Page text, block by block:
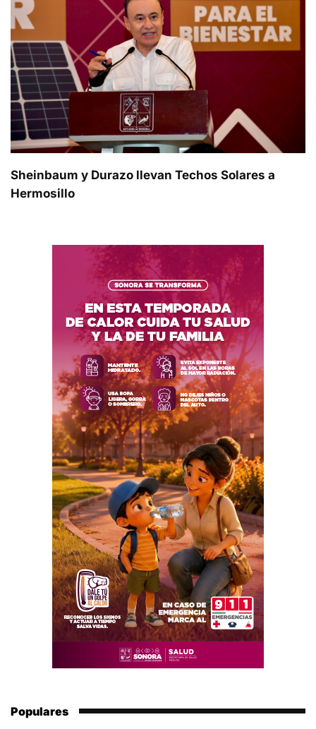
Sheinbaum y Durazo llevan Techos Solares a
Hermosillo
Populares